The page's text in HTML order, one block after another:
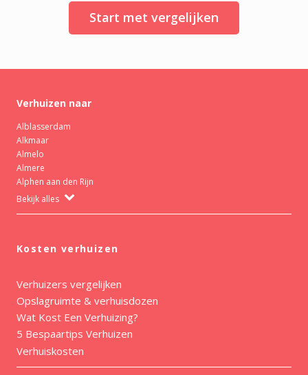
Start met vergelijken
Verhuizen naar
Alblasserdam
Alkmaar
Almelo
Almere
Alphen aan den Rijn
Bekijk alles
Kosten verhuizen
Verhuizers vergelijken
Opslagruimte & verhuisdozen
Wat Kost Een Verhuizing?
5 Bespaartips Verhuizen
Verhuiskosten